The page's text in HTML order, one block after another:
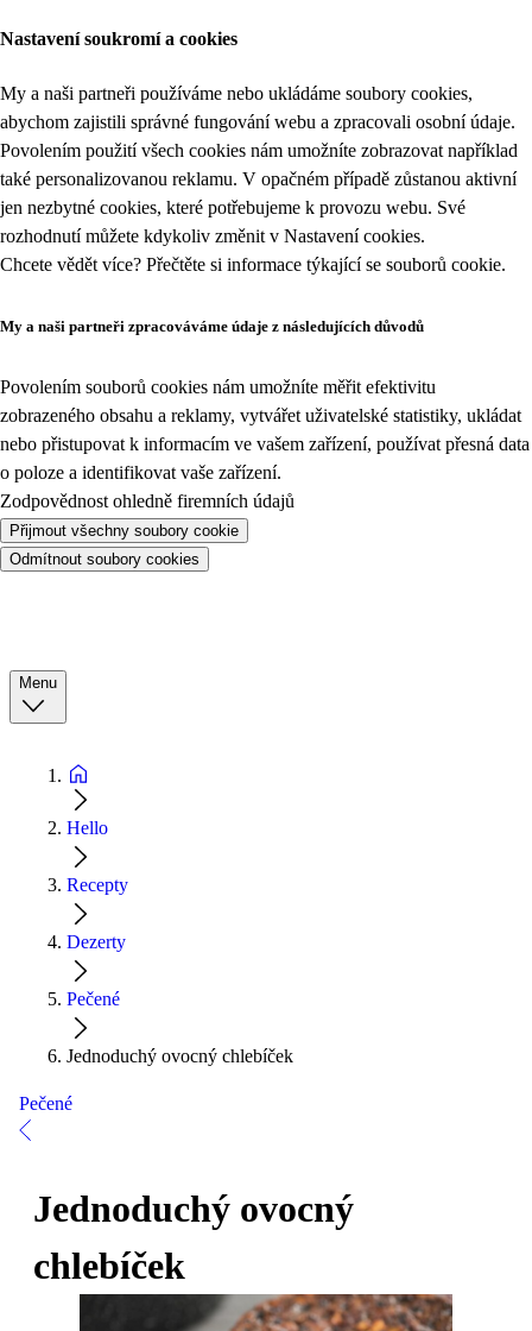
Nastavení soukromí a cookies
My a naši partneři používáme nebo ukládáme soubory cookies,
abychom zajistili správné fungování webu a zpracovali osobní údaje.
Povolením použití všech cookies nám umožníte zobrazovat například
také personalizovanou reklamu. V opačném případě zůstanou aktivní
jen nezbytné cookies, které potřebujeme k provozu webu. Své
rozhodnutí můžete kdykoliv změnit v Nastavení cookies.
Chcete vědět více? Přečtěte si informace týkající se souborů cookie.
My a naši partneři zpracováváme údaje z následujících důvodů
Povolením souborů cookies nám umožníte měřit efektivitu
zobrazeného obsahu a reklamy, vytvářet uživatelské statistiky, ukládat
nebo přistupovat k informacím ve vašem zařízení, používat přesná data
o poloze a identifikovat vaše zařízení.
Zodpovědnost ohledně firemních údajů
Přijmout všechny soubory cookie
Odmítnout soubory cookies
Menu
Hello
Recepty
Dezerty
Pečené
Jednoduchý ovocný chlebíček
Pečené
Jednoduchý ovocný
chlebíček